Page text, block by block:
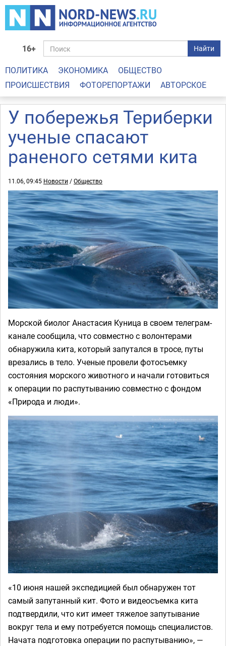
16+ Найти
ПОЛИТИКА ЭКОНОМИКА
ОБЩЕСТВО
ПРОИСШЕСТВИЯ
ФОТОРЕПОРТАЖИ АВТОРСКОЕ
У побережья Териберки
ученые спасают
раненого сетями кита
11.06, 09:45 Новости /Общество
Морской биолог Анастасия Куница в своем телеграм-
канале сообщила, что совместно с волонтерами
обнаружила кита, который запутался в тросе, путы
врезались в тело. Ученые провели фотосъемку
состояния морского животного и начали готовиться
к операции по распутыванию совместно с фондом
«Природа и люди».
«10 июня нашей экспедицией был обнаружен тот
самый запутанный кит. Фото и видеосъемка кита
подтвердили, что кит имеет тяжелое запутывание
вокруг тела и ему потребуется помощь специалистов.
Начата подготовка операции по распутыванию», —